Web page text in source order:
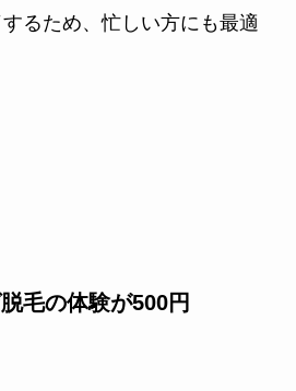
るため、忙しい方にも最適
毛の体験が500円